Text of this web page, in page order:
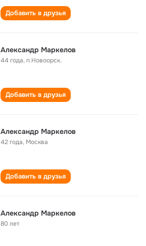
Добавить в друзья
Александр Маркелов
44 года,п.Новоорск.
Добавить в друзья
Александр Маркелов
42 года, Москва
Добавить в друзья
Александр Маркелов
80 лет